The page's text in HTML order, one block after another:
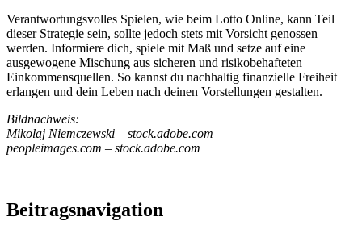
Verantwortungsvolles Spielen, wie beim Lotto Online, kann Teil
dieser Strategie sein, sollte jedoch stets mit Vorsicht genossen
werden. Informiere dich, spiele mit Maß und setze auf eine
ausgewogene Mischung aus sicheren und risikobehafteten
Einkommensquellen. So kannst du nachhaltig finanzielle Freiheit
erlangen und dein Leben nach deinen Vorstellungen gestalten.
Bildnachweis:
Mikolaj Niemczewski – stock.adobe.com
peopleimages.com – stock.adobe.com
Beitragsnavigation